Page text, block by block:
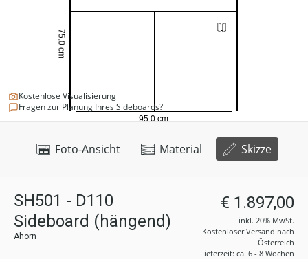
Foto-Ansicht Material Skizze
Kostenlose Visualisierung
Fragen zur Planung Ihres Sideboards?
SH501 - D110
Sideboard (hängend)
Ahorn
€ 1.897,00
inkl. 20% MwSt.
Kostenloser Versand nach
Österreich
Lieferzeit: ca. 6 - 8 Wochen